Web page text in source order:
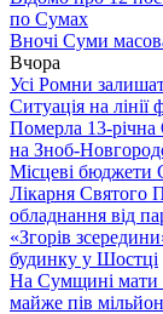
по Сумах
Вночі Суми
Вчора
Усі Ромни
Ситуація на
Померла 13-річна
на Зноб-
Місцеві бюджети
Лікарня Святого
обладнання від
«Згорів
будинку у Шостці
На Сумщині мати
майже пів